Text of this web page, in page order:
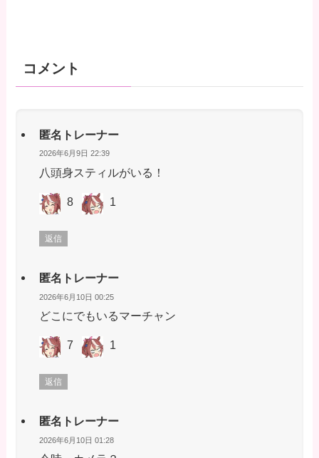
コメント
匿名トレーナー
2026年6月9日 22:39
八頭身スティルがいる！
8 1
返信
匿名トレーナー
2026年6月10日 00:25
どこにでもいるマーチャン
7 1
返信
匿名トレーナー
2026年6月10日 01:28